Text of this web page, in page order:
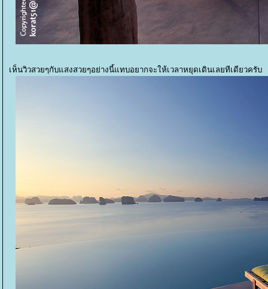
เห็นวิวสวยๆกับแสงสวยๆอย่างนี้แทบอยากจะให้เวลาหยุดเดินเลยทีเดียวครับ